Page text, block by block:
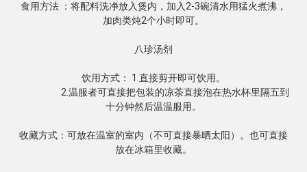
食用方法 ：将配料洗净放入煲内，加入2-3碗清水用猛火煮沸，
加肉类炖2个小时即可。
八珍汤剂
饮用方式： 1.直接剪开即可饮用。
十分钟然后温温服用。
收藏方式：可放在温室的室内（不可直接暴晒太阳）。也可直接
放在冰箱里收藏。